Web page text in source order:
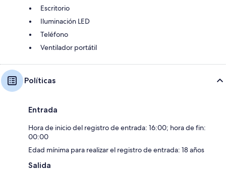
Escritorio
Iluminación LED
Teléfono
Ventilador portátil
Políticas
Entrada
Hora de inicio del registro de entrada: 16:00; hora de fin:
00:00
Edad mínima para realizar el registro de entrada: 18 años
Salida